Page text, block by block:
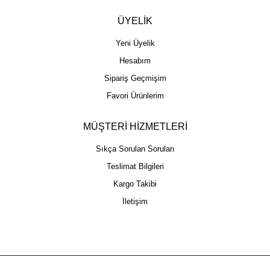
ÜYELİK
Yeni Üyelik
Hesabım
Sipariş Geçmişim
Favori Ürünlerim
MÜŞTERİ HİZMETLERİ
Sıkça Sorulan Soruları
Teslimat Bilgileri
Kargo Takibi
İletişim